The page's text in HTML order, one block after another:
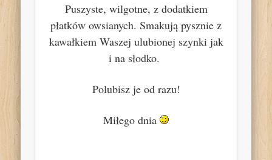
Puszyste, wilgotne, z dodatkiem
płatków owsianych. Smakują pysznie z
kawałkiem Waszej ulubionej szynki jak
i na słodko.
Polubisz je od razu!
Miłego dnia